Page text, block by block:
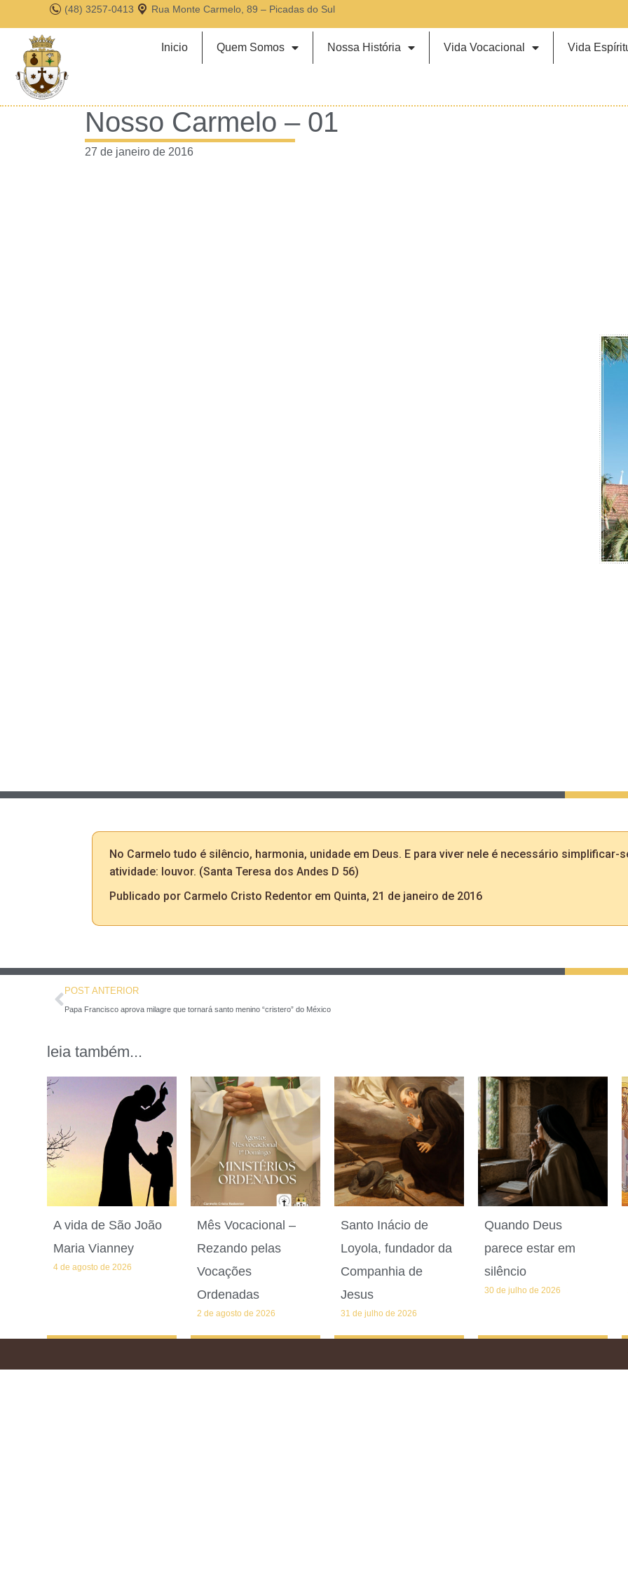
(48) 3257-0413 Rua Monte Carmelo, 89 – Picadas do Sul
Inicio Quem Somos Nossa História Vida Vocacional Vida
Nosso Carmelo – 01
27 de janeiro de 2016
No Carmelo tudo é silêncio, harmonia, unidade em Deus. E para viver nele é necessário simplificar-
atividade: louvor. (Santa Teresa dos Andes D 56)
Publicado por Carmelo Cristo Redentorem Quinta, 21 de janeiro de 2016
POST ANTERIOR
Papa Francisco aprova milagre que tornará santo menino “cristero” do México
leia também...
A vida de São João
Maria Vianney
4 de agosto de 2026
Mês Vocacional –
Rezando pelas
Vocações
Ordenadas
2 de agosto de 2026
Santo Inácio de
Loyola, fundador da
Companhia de
Jesus
31 de julho de 2026
Quando Deus
parece estar em
silêncio
30 de julho de 2026